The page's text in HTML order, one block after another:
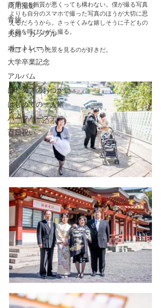
商用撮影
青旅
夫婦・カップル
ポートレート
大学卒業記念
アルバム
はじめてのおつかい
はじめての一人旅
ハーフバースデー
百日祝い
下手でも画質が悪くっても構わない。僕が撮る写真
よりも自分のスマホで撮った写真のほうが大切に思
えるだろうから。さっそくみな嬉しそうに子どもの
名前を呼びながら撮る。
僕はそういう光景を見るのが好きだ。